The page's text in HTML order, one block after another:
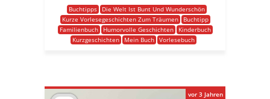
Buchtipps
Die Welt Ist Bunt Und Wunderschön
Kurze Vorlesegeschichten Zum Träumen
Buchtipp
Familienbuch
Humorvolle Geschichten
Kinderbuch
Kurzgeschichten
Mein Buch Vorlesebuch
vor 3 Jahren